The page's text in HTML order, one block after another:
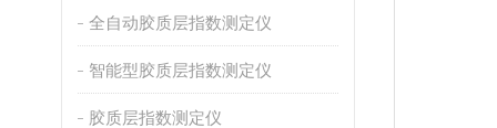
全自动胶质层指数测定仪
智能型胶质层指数测定仪
胶质层指数测定仪